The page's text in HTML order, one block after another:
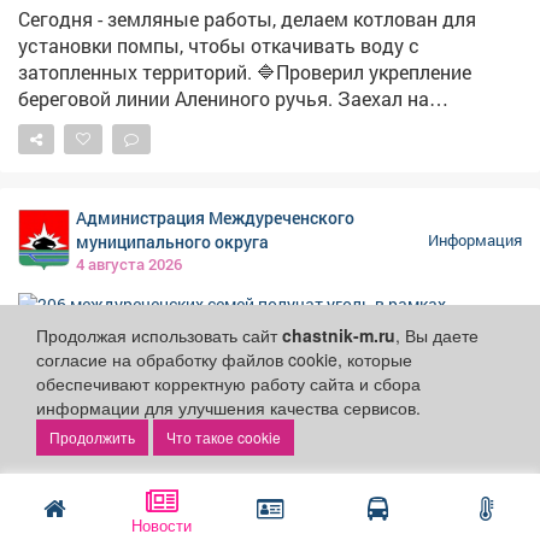
Новости
администрации.
Сегодня - земляные работы, делаем котлован для
установки помпы, чтобы откачивать воду с
затопленных территорий. 🔷Проверил укрепление
береговой линии Алениного ручья. Заехал на
территорию Зыряновской котельной - там
продолжают откачку спасатели МЧС. Пообщался с
Во дворах тоже работают помпы. ➡️Поставил задачу
МБУ «Защита населения» полностью расчистить
шандор - сегодня сам заехал, проверил, как
работу с жителями - расскажем, куда обращаться в
такой ситуации: в первую очередь - в районную
администрацию и ЕДДС. ➡️Параллельно продолжаем
мониторинг водопропускных канав, труб и закрытых
коллекторов - поддерживаем их в рабочем состоянии.
Администрация Междуреченского
муниципального округа
4 августа 2026
Информация
206 междуреченских семей получат
уголь в рамках областной
благотворительной акции.
Мероприятия по обеспечению углем отдельных
категорий граждан, проживающих в домах с печным
отоплением, проводятся ежегодно в преддверии Дня
Продолжая использовать сайтchastnik-m.ru, Вы даете
согласие на обработку файлов cookie, которые
обеспечивают корректную работу сайта и сбора
информации для улучшения качества сервисов.
Что такое cookie